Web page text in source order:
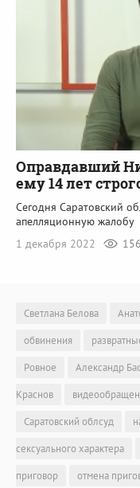
Оправдавший
ему 14 лет
Сегодня Саратовский
апелляционную жалобу
1 декабря 2022
Светлана Белова
обвинения
Ровное
Александр
Краснов
Саратовский облсуд
сексуального характера
приговор
отмена